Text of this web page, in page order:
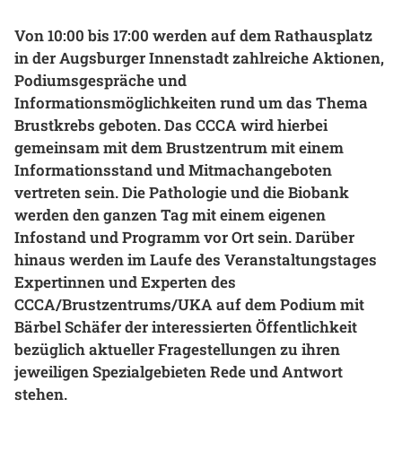
Startseite
Kliniken & Einrichtungen
Patienten & Besucher
Zuweisende
Über uns
Beruf & Karriere
Notaufnahme
Von 10:00 bis 17:00 werden auf dem Rathausplatz
in der Augsburger Innenstadt zahlreiche Aktionen,
Podiumsgespräche und
Informationsmöglichkeiten rund um das Thema
Brustkrebs geboten. Das CCCA wird hierbei
gemeinsam mit dem Brustzentrum mit einem
Informationsstand und Mitmachangeboten
vertreten sein. Die Pathologie und die Biobank
werden den ganzen Tag mit einem eigenen
Infostand und Programm vor Ort sein. Darüber
hinaus werden im Laufe des Veranstaltungstages
Expertinnen und Experten des
CCCA/Brustzentrums/UKA auf dem Podium mit
Bärbel Schäfer der interessierten Öffentlichkeit
bezüglich aktueller Fragestellungen zu ihren
jeweiligen Spezialgebieten Rede und Antwort
stehen.